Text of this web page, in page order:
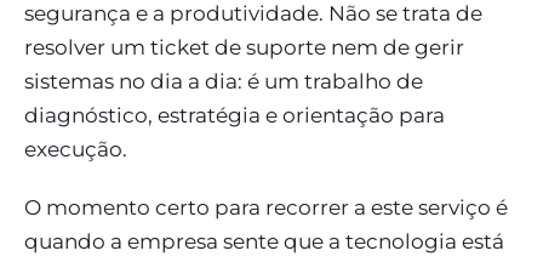
segurança e a produtividade. Não se trata de
resolver um ticket de suporte nem de gerir
sistemas no dia a dia: é um trabalho de
diagnóstico, estratégia e orientação para
execução.
O momento certo para recorrer a este serviço é
quando a empresa sente que a tecnologia está